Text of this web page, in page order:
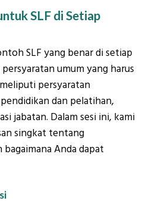
SLF di Setiap
SLF yang benar di setiap
umum yang harus
persyaratan
dan pelatihan,
jabatan. Dalam sesi ini, kami
singkat tentang
Anda dapat